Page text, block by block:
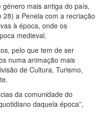
mais antiga do país,
a Penela com a recriação
à época, onde os
medieval.
pelo que tem de ser
numa animação mais
de Cultura, Turismo,
da comunidade do
daquela época”,